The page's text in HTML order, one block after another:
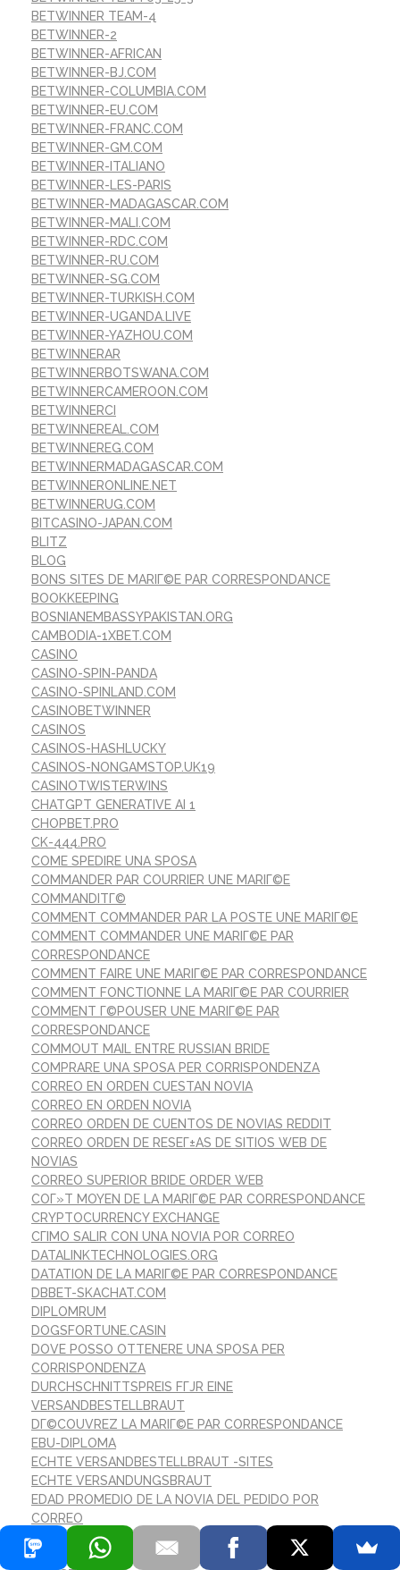
BETWINNER TEAM-4
BETWINNER-2
BETWINNER-AFRICAN
BETWINNER-BJ.COM
BETWINNER-COLUMBIA.COM
BETWINNER-EU.COM
BETWINNER-FRANC.COM
BETWINNER-GM.COM
BETWINNER-ITALIANO
BETWINNER-LES-PARIS
BETWINNER-MADAGASCAR.COM
BETWINNER-MALI.COM
BETWINNER-RDC.COM
BETWINNER-RU.COM
BETWINNER-SG.COM
BETWINNER-TURKISH.COM
BETWINNER-UGANDA.LIVE
BETWINNER-YAZHOU.COM
BETWINNERAR
BETWINNERBOTSWANA.COM
BETWINNERCAMEROON.COM
BETWINNERCI
BETWINNEREAL.COM
BETWINNEREG.COM
BETWINNERMADAGASCAR.COM
BETWINNERONLINE.NET
BETWINNERUG.COM
BITCASINO-JAPAN.COM
BLITZ
BLOG
BONS SITES DE MARIГ©E PAR CORRESPONDANCE
BOOKKEEPING
BOSNIANEMBASSYPAKISTAN.ORG
CAMBODIA-1XBET.COM
CASINO
CASINO-SPIN-PANDA
CASINO-SPINLAND.COM
CASINOBETWINNER
CASINOS
CASINOS-HASHLUCKY
CASINOS-NONGAMSTOP.UK19
CASINOTWISTERWINS
CHATGPT GENERATIVE AI 1
CHOPBET.PRO
CK-444.PRO
COME SPEDIRE UNA SPOSA
COMMANDER PAR COURRIER UNE MARIГ©E
COMMANDITГ©
COMMENT COMMANDER PAR LA POSTE UNE MARIГ©E
COMMENT COMMANDER UNE MARIГ©E PAR
CORRESPONDANCE
COMMENT FAIRE UNE MARIГ©E PAR CORRESPONDANCE
COMMENT FONCTIONNE LA MARIГ©E PAR COURRIER
COMMENT Г©POUSER UNE MARIГ©E PAR
CORRESPONDANCE
COMMOUT MAIL ENTRE RUSSIAN BRIDE
COMPRARE UNA SPOSA PER CORRISPONDENZA
CORREO EN ORDEN CUESTAN NOVIA
CORREO EN ORDEN NOVIA
CORREO ORDEN DE CUENTOS DE NOVIAS REDDIT
CORREO ORDEN DE RESEГ±AS DE SITIOS WEB DE
NOVIAS
CORREO SUPERIOR BRIDE ORDER WEB
COГ»T MOYEN DE LA MARIГ©E PAR CORRESPONDANCE
CRYPTOCURRENCY EXCHANGE
CГІMO SALIR CON UNA NOVIA POR CORREO
DATALINKTECHNOLOGIES.ORG
DATATION DE LA MARIГ©E PAR CORRESPONDANCE
DBBET-SKACHAT.COM
DIPLOMRUM
DOGSFORTUNE.CASIN
DOVE POSSO OTTENERE UNA SPOSA PER
CORRISPONDENZA
DURCHSCHNITTSPREIS FГЈR EINE
VERSANDBESTELLBRAUT
DГ©COUVREZ LA MARIГ©E PAR CORRESPONDANCE
EBU-DIPLOMA
ECHTE VERSANDBESTELLBRAUT -SITES
ECHTE VERSANDUNGSBRAUT
EDAD PROMEDIO DE LA NOVIA DEL PEDIDO POR
CORREO
EINE LEGITIME VERSANDBRAUTBRAUT
ENCONTRAR CORREO ORDEN NOVIA